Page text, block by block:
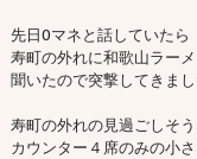
先日Oマネと話していたら
寿町の外れに和歌山ラー
聞いたので突撃してきま
寿町の外れの見過ごしそ
カウンター４席のみの小